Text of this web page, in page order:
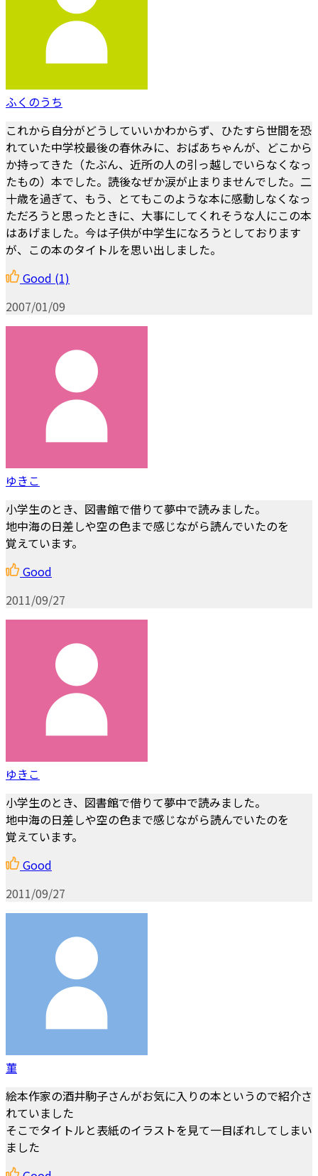
ふくのうち
これから自分がどうしていいかわからず、ひたすら世間を恐
れていた中学校最後の春休みに、おばあちゃんが、どこから
か持ってきた（たぶん、近所の人の引っ越しでいらなくなっ
たもの）本でした。読後なぜか涙が止まりませんでした。二
十歳を過ぎて、もう、とてもこのような本に感動しなくなっ
ただろうと思ったときに、大事にしてくれそうな人にこの本
はあげました。今は子供が中学生になろうとしております
が、この本のタイトルを思い出しました。
Good (1)
2007/01/09
ゆきこ
小学生のとき、図書館で借りて夢中で読みました。
地中海の日差しや空の色まで感じながら読んでいたのを
覚えています。
Good
2011/09/27
ゆきこ
小学生のとき、図書館で借りて夢中で読みました。
地中海の日差しや空の色まで感じながら読んでいたのを
覚えています。
Good
2011/09/27
菫
絵本作家の酒井駒子さんがお気に入りの本というので紹介さ
れていました
そこでタイトルと表紙のイラストを見て一目ぼれしてしまい
ました